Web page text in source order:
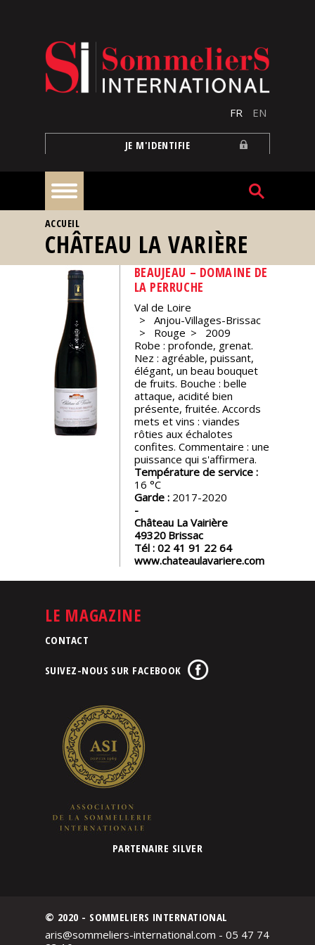
FR EN
JE M'IDENTIFIE
À
la
une
Reportages
Nos
événements
Spiritueux
Notes
la
Revue
VOUS ÊTES ICI
ACCUEIL
CHÂTEAU LA VARIÈRE
BEAUJEAU – DOMAINE DE
LA PERRUCHE
Val de Loire
Anjou-Villages-Brissac
Rouge
2009
Robe : profonde, grenat.
Nez : agréable, puissant,
élégant, un beau bouquet
de fruits. Bouche : belle
attaque, acidité bien
présente, fruitée. Accords
mets et vins : viandes
rôties aux échalotes
confites. Commentaire : une
puissance qui s'affirmera.
Température de service :
16
Garde : 2017-2020
Château La Vairière
49320 Brissac
Tél : 02 41 91 22 64
www.chateaulavariere.com
LE MAGAZINE
CONTACT
SUIVEZ-NOUS SUR FACEBOOK
PARTENAIRE SILVER
© 2020 - SOMMELIERS INTERNATIONAL
aris@sommeliers-international.com - 05 47 74